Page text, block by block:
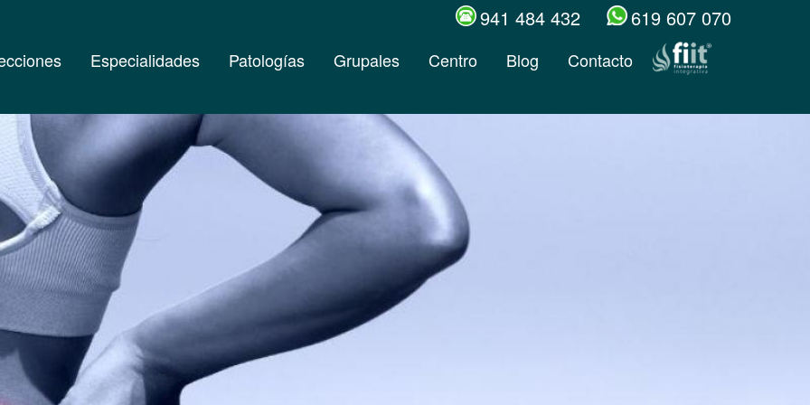
941 484 432 619 607 070
Especialidades Patologías Grupales Centro Blog Contacto